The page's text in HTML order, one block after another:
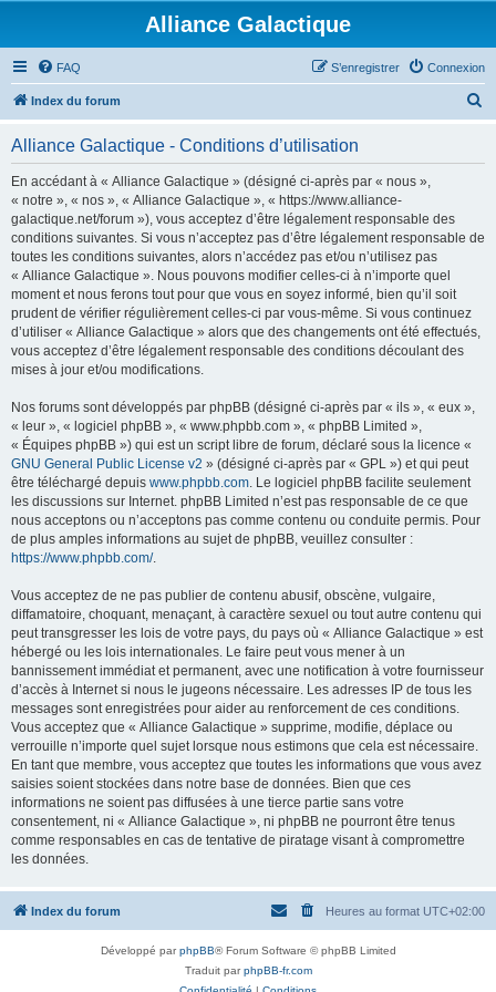
Alliance Galactique
FAQ Connexion
S’enregistrer
Index du forum
Alliance Galactique - Conditions d’utilisation
En accédant à « Alliance Galactique » (désigné ci-après par « nous »,
« notre », « nos », « Alliance Galactique », « https://www.alliance-
galactique.net/forum »), vous acceptez d’être légalement responsable des
conditions suivantes. Si vous n’acceptez pas d’être légalement responsable de
toutes les conditions suivantes, alors n’accédez pas et/ou n’utilisez pas
« Alliance Galactique ». Nous pouvons modifier celles-ci à n’importe quel
moment et nous ferons tout pour que vous en soyez informé, bien qu’il soit
prudent de vérifier régulièrement celles-ci par vous-même. Si vous continuez
d’utiliser « Alliance Galactique » alors que des changements ont été effectués,
vous acceptez d’être légalement responsable des conditions découlant des
mises à jour et/ou modifications.
Nos forums sont développés par phpBB (désigné ci-après par « ils », « eux »,
« leur », « logiciel phpBB », « www.phpbb.com », « phpBB Limited »,
« Équipes phpBB ») qui est un script libre de forum, déclaré sous la licence «
GNU General Public License v2 » (désigné ci-après par « GPL ») et qui peut
être téléchargé depuis www.phpbb.com. Le logiciel phpBB facilite seulement
les discussions sur Internet. phpBB Limited n’est pas responsable de ce que
nous acceptons ou n’acceptons pas comme contenu ou conduite permis. Pour
de plus amples informations au sujet de phpBB, veuillez consulter :
https://www.phpbb.com/.
Vous acceptez de ne pas publier de contenu abusif, obscène, vulgaire,
diffamatoire, choquant, menaçant, à caractère sexuel ou tout autre contenu qui
peut transgresser les lois de votre pays, du pays où « Alliance Galactique » est
hébergé ou les lois internationales. Le faire peut vous mener à un
bannissement immédiat et permanent, avec une notification à votre fournisseur
d’accès à Internet si nous le jugeons nécessaire. Les adresses IP de tous les
messages sont enregistrées pour aider au renforcement de ces conditions.
Vous acceptez que « Alliance Galactique » supprime, modifie, déplace ou
verrouille n’importe quel sujet lorsque nous estimons que cela est nécessaire.
En tant que membre, vous acceptez que toutes les informations que vous avez
saisies soient stockées dans notre base de données. Bien que ces
informations ne soient pas diffusées à une tierce partie sans votre
consentement, ni « Alliance Galactique », ni phpBB ne pourront être tenus
comme responsables en cas de tentative de piratage visant à compromettre
les données.
Index du forum Heures au format UTC+02:00
Développé parphpBB® Forum Software © phpBB Limited
Traduit parphpBB-fr.com